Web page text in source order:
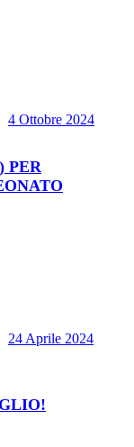
4 Ottobre 2024
PER
24 Aprile 2024